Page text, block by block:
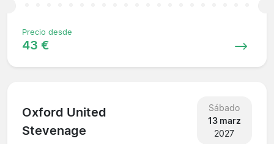
Precio desde
43 €
Oxford United
Stevenage
Sábado
13 marz
2027